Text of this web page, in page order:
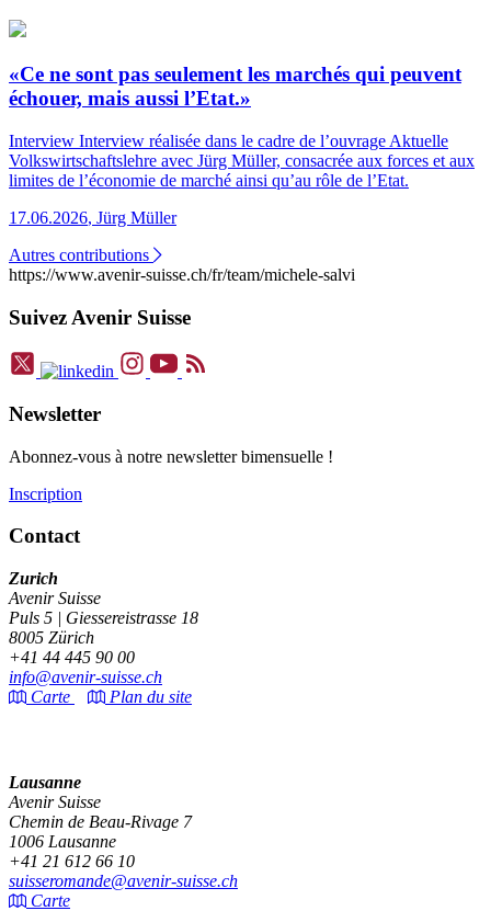
«Ce ne sont pas seulement les marchés qui peuvent
échouer, mais aussi l’Etat.»
Interview Interview réalisée dans le cadre de l’ouvrage Aktuelle
Volkswirtschaftslehre avec Jürg Müller, consacrée aux forces et aux
limites de l’économie de marché ainsi qu’au rôle de l’Etat.
17.06.2026, Jürg Müller
Autres contributions
https://www.avenir-suisse.ch/fr/team/michele-salvi
Suivez Avenir Suisse
Newsletter
Abonnez-vous à notre newsletter bimensuelle !
Inscription
Contact
Zurich
Avenir Suisse
Puls 5 | Giessereistrasse 18
8005 Zürich
+41 44 445 90 00
info@avenir-suisse.ch
Carte
Plan du site
Lausanne
Avenir Suisse
Chemin de Beau-Rivage 7
1006 Lausanne
+41 21 612 66 10
suisseromande@avenir-suisse.ch
Carte